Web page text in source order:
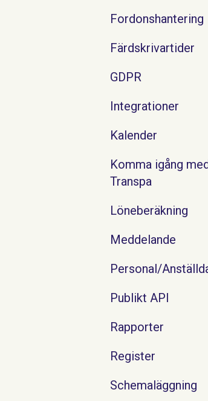
Fordonshantering
Färdskrivartider
GDPR
Integrationer
Kalender
Komma igång
Transpa
Löneberäkning
Meddelande
Personal/
Publikt API
Rapporter
Register
Schemaläggning